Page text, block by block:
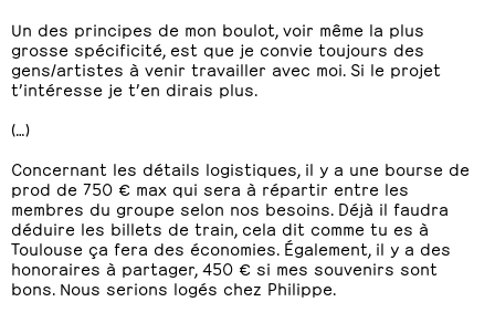
Un des principes de mon boulot, voir même la plus
grosse spécificité, est que je convie toujours des
gens/artistes à venir travailler avec moi. Si le projet
t’intéresse je t’en dirais plus.
(…)
Concernant les détails logistiques, il y a une bourse de
prod de 750 € max qui sera à répartir entre les
membres du groupe selon nos besoins. Déjà il faudra
déduire les billets de train, cela dit comme tu es à
Toulouse ça fera des économies. Également, il y a des
honoraires à partager, 450 € si mes souvenirs sont
bons. Nous serions logés chez Philippe.